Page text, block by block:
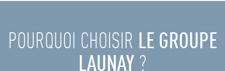
POURQUOI CHOISIR LE GROUPE
LAUNAY ?